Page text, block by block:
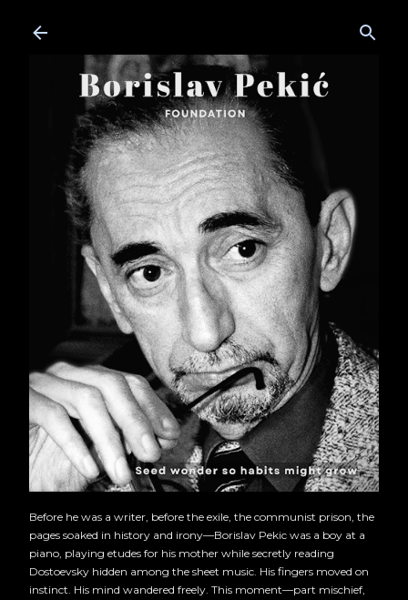
Before he was a writer, before the exile, the communist prison, the
pages soaked in history and irony—Borislav Pekic was a boy at a
piano, playing etudes for his mother while secretly reading
Dostoevsky hidden among the sheet music. His fingers moved on
instinct. His mind wandered freely. This moment—part mischief,